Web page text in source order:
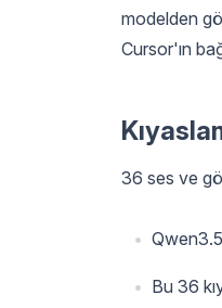
modelden
Cursor'ın
36 ses ve
Bu 36